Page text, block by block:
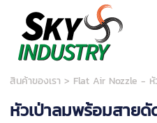
สินค้าของเรา > Flat Air Nozzle - หั
หัวเป่าลมพร้อมสาย